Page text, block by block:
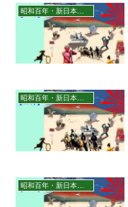
昭和百年・新日本童謡集